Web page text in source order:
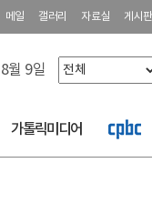
메일 갤러리 자료실 게시판
월 9일
가톨릭미디어